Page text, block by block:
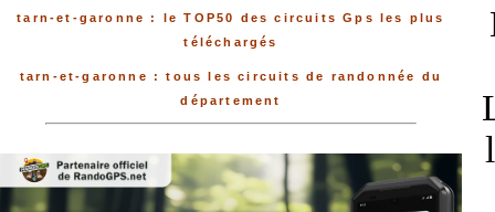
tarn-et-garonne : le TOP50 des circuits Gps les plus
téléchargés
tarn-et-garonne : tous les circuits de randonnée du
département